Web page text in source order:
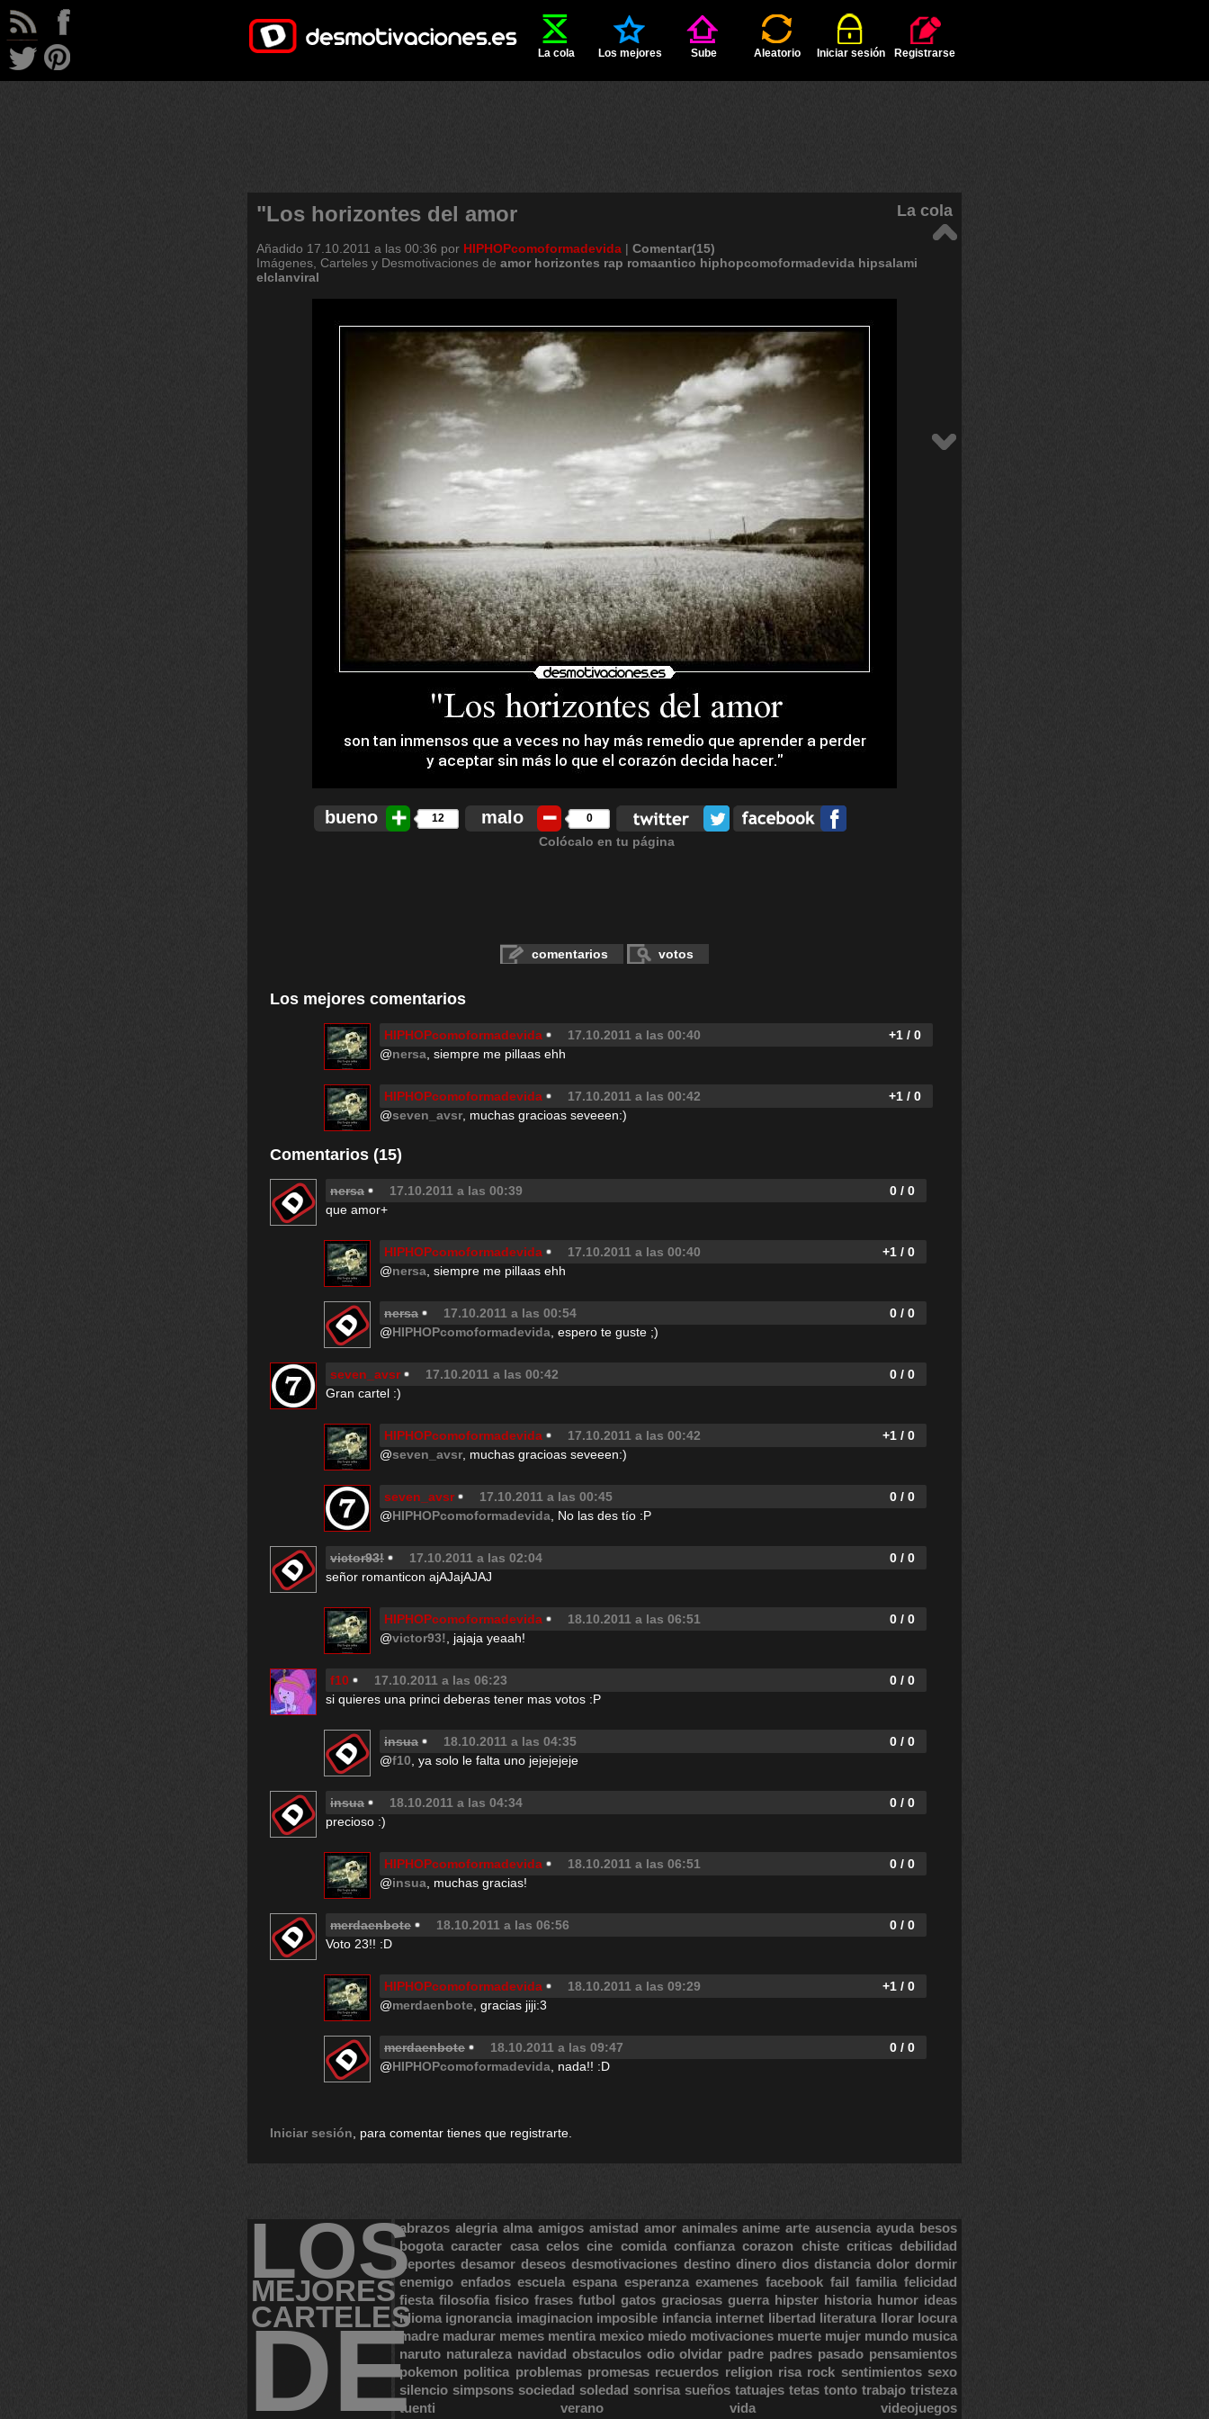
La cola Los mejores Sube Aleatorio Iniciar sesión Registrarse
"Los horizontes del amor La cola
Añadido 17.10.2011 a las 00:36 por HIPHOPcomoformadevida | Comentar(15)
Imágenes, Carteles y Desmotivaciones de amor horizontes rap romaantico hiphopcomoformadevida hipsalami
elclanviral
bueno 12 malo 0
Colócalo en tu página
comentarios votos
Los mejores comentarios
HIPHOPcomoformadevida 17.10.2011 a las 00:40
+1 / 0
@nersa , siempre me pillaas ehh
HIPHOPcomoformadevida 17.10.2011 a las 00:42
+1 / 0
@seven_avsr , muchas gracioas seveeen:)
Comentarios (15)
nersa 17.10.2011 a las 00:39
0 / 0
que amor+
HIPHOPcomoformadevida 17.10.2011 a las 00:40
+1 / 0
@nersa , siempre me pillaas ehh
nersa 17.10.2011 a las 00:54
0 / 0
@HIPHOPcomoformadevida , espero te guste ;)
seven_avsr 17.10.2011 a las 00:42
0 / 0
Gran cartel :)
HIPHOPcomoformadevida 17.10.2011 a las 00:42
+1 / 0
@seven_avsr , muchas gracioas seveeen:)
seven_avsr 17.10.2011 a las 00:45
0 / 0
@HIPHOPcomoformadevida , No las des tío :P
victor93! 17.10.2011 a las 02:04
0 / 0
señor romanticon ajAJajAJAJ
HIPHOPcomoformadevida 18.10.2011 a las 06:51
0 / 0
@victor93! , jajaja yeaah!
f10 17.10.2011 a las 06:23
0 / 0
si quieres una princi deberas tener mas votos :P
insua 18.10.2011 a las 04:35
0 / 0
@f10 , ya solo le falta uno jejejejeje
insua 18.10.2011 a las 04:34
0 / 0
precioso :)
HIPHOPcomoformadevida 18.10.2011 a las 06:51
0 / 0
@insua , muchas gracias!
merdaenbote 18.10.2011 a las 06:56
0 / 0
Voto 23!! :D
HIPHOPcomoformadevida 18.10.2011 a las 09:29
+1 / 0
@merdaenbote , gracias jiji:3
merdaenbote 18.10.2011 a las 09:47
0 / 0
@HIPHOPcomoformadevida , nada!! :D
Iniciar sesión , para comentar tienes que registrarte.
LOS
MEJORES
CARTELES
DE
abrazos alegria alma amigos amistad amor animales anime arte ausencia ayuda besos
bogota caracter casa celos cine comida confianza corazon chiste criticas debilidad
deportes desamor deseos desmotivaciones destino dinero dios distancia dolor dormir
enemigo enfados escuela espana esperanza examenes facebook fail familia felicidad
fiesta filosofia fisico frases futbol gatos graciosas guerra hipster historia humor ideas
idioma ignorancia imaginacion imposible infancia internet libertad literatura llorar locura
madre madurar memes mentira mexico miedo motivaciones muerte mujer mundo musica
naruto naturaleza navidad obstaculos odio olvidar padre padres pasado pensamientos
pokemon politica problemas promesas recuerdos religion risa rock sentimientos sexo
silencio simpsons sociedad soledad sonrisa sueños tatuajes tetas tonto trabajo tristeza
tuenti
verano vida videojuegos